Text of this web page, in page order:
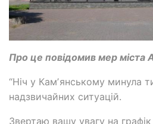
Про це повідомив мер міста
“Ніч у Камʼянському минула
надзвичайних ситуацій.
Звертаю вашу увагу на